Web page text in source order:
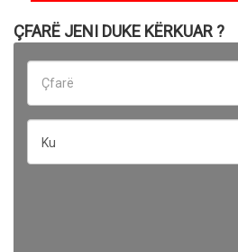
ÇFARË JENI DUKE KËRKUAR ?
Ku